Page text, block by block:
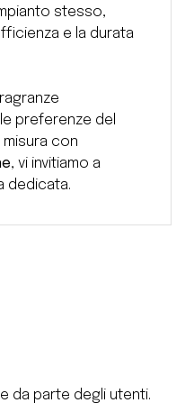
stesso,
e la durata
preferenze del
con
, vi invitiamo a
dedicata.
da parte degli utenti.